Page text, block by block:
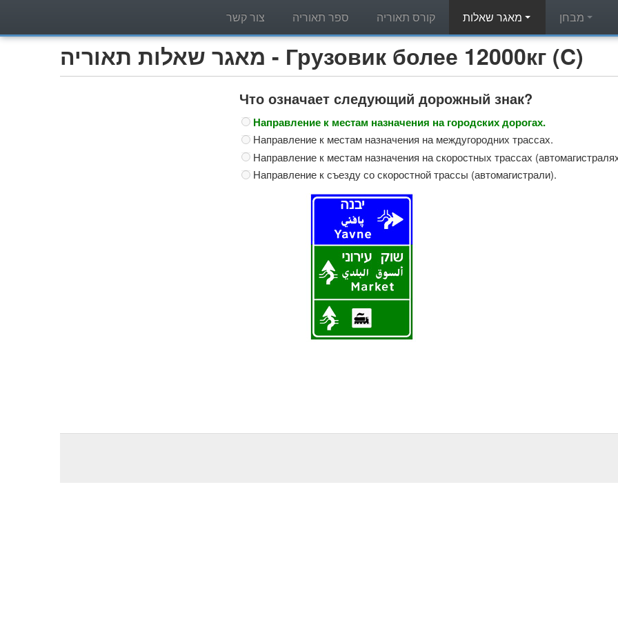
קורס תאוריה ספר תאוריה צור קשר
מאגר שאלות תאוריה - Грузовик более 12000кг (C)
Что означает следующий дорожный знак?
Направление к местам назначения на городских дорогах.
Направление к местам назначения на междугородних трассах.
Направление к местам назначения на скоростных трассах
Направление к съезду со скоростной трассы (автомагистрали).